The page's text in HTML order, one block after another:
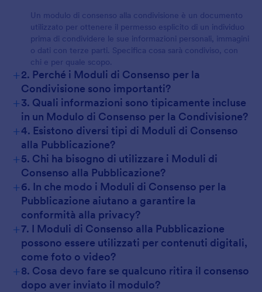
Un modulo di consenso alla condivisione è un documento
utilizzato per ottenere il permesso esplicito di un individuo
prima di condividere le sue informazioni personali, immagini
o dati con terze parti. Specifica cosa sarà condiviso, con
chi e per quale scopo.
+2. Perché i Moduli di Consenso per la
Condivisione sono importanti?
+3. Quali informazioni sono tipicamente incluse
in un Modulo di Consenso per la Condivisione?
+4. Esistono diversi tipi di Moduli di Consenso
alla Pubblicazione?
+5. Chi ha bisogno di utilizzare i Moduli di
Consenso alla Pubblicazione?
+6. In che modo i Moduli di Consenso per la
Pubblicazione aiutano a garantire la
conformità alla privacy?
+7. I Moduli di Consenso alla Pubblicazione
possono essere utilizzati per contenuti digitali,
come foto o video?
+8. Cosa devo fare se qualcuno ritira il consenso
dopo aver inviato il modulo?